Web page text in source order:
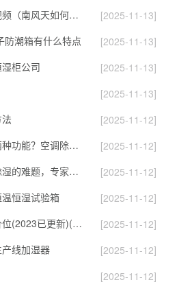
南风天如何防潮除湿的方法视频（南风天如何防潮除湿的方法有哪些）
[2025-11-13]
防潮箱有什么特点
[2025-11-13]
柜公司
[2025-11-13]
[2025-11-13]
[2025-11-12]
空调器在除湿模式下具有哪两种功能？空调除湿功能怎么用？
[2025-11-12]
这一招解决纺织厂仓库防潮除湿的难题，专家直呼内行
[2025-11-12]
恒湿试验箱
[2025-11-12]
近日展示：河北除霾新风机价位(2023已更新)(今日／服务)
[2025-11-12]
线加湿器
[2025-11-12]
[2025-11-12]